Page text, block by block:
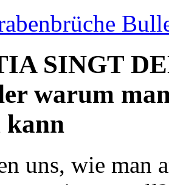
SINGT
warum
kann
uns, wie man